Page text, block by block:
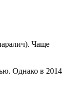
Чаще
Однако в 2014